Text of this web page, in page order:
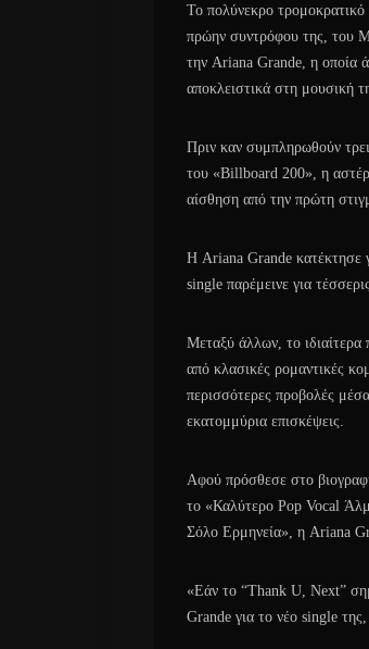
Το πολύνεκρο
πρώην συντρόφου της, του
την Ariana Grande, η οποία
αποκλειστικά στη μουσική
Πριν καν συμπληρωθούν
του «Billboard 200», η
αίσθηση από την πρώτη
Η Ariana Grande κατέκτησε
single παρέμεινε για
Μεταξύ άλλων, το
από κλασικές ρομαντικές
περισσότερες προβολές
εκατομμύρια επισκέψεις.
Αφού πρόσθεσε στο
το «Καλύτερο Pop Vocal
Σόλο Ερμηνεία», η Ariana
«Εάν το “Thank U, Next”
Grande για το νέο single